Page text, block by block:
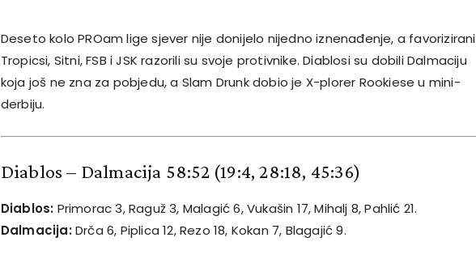
Deseto kolo PROam lige sjever nije donijelo nijedno iznenađenje, a favorizirani
Tropicsi, Sitni, FSB i JSK razorili su svoje protivnike. Diablosi su dobili Dalmaciju
koja još ne zna za pobjedu, a Slam Drunk dobio je X-plorer Rookiese u mini-
derbiju.
Diablos – Dalmacija 58:52 (19:4, 28:18, 45:36)
Diablos: Primorac 3, Raguž 3, Malagić 6, Vukašin 17, Mihalj 8, Pahlić 21.
Dalmacija:Drča 6, Piplica 12, Rezo 18, Kokan 7, Blagajić 9.